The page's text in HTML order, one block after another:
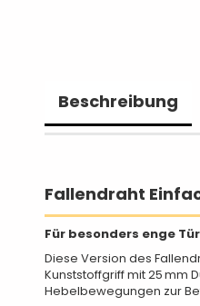
Beschreibung
Fallendraht
Für besonders enge
Diese Version des
Kunststoffgriff mit 25 mm
Hebelbewegungen zur